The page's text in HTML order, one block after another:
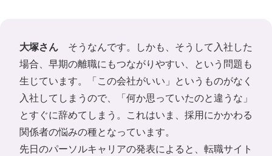
大塚さん そうなんです。しかも、そうして入社した
場合、早期の離職にもつながりやすい、という問題も
生じています。「この会社がいい」というものがなく
入社してしまうので、「何か思っていたのと違うな」
とすぐに辞めてしまう。これはいま、採用にかかわる
関係者の悩みの種となっています。
先日のパーソルキャリアの発表によると、転職サイト